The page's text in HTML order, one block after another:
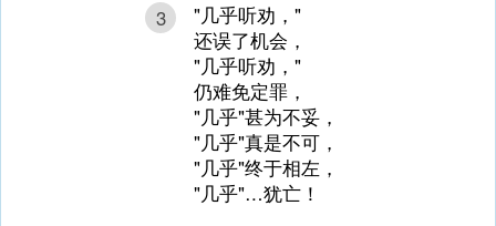
3
"几乎听劝，"
还误了机会，
"几乎听劝，"
仍难免定罪，
"几乎"甚为不妥，
"几乎"真是不可，
"几乎"终于相左，
"几乎"…犹亡！